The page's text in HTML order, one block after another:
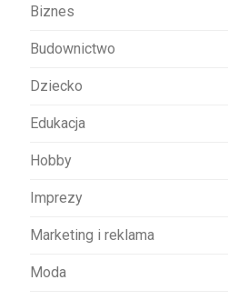
Biznes
Budownictwo
Dziecko
Edukacja
Hobby
Imprezy
Marketing i reklama
Moda